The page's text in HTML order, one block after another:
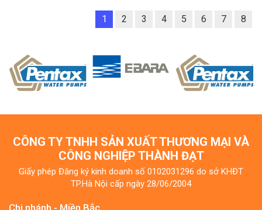
1 2 3 4 5 6 7 8
CÔNG TY TNHH SẢN XUẤT THƯƠNG MẠI VÀ
CÔNG NGHIỆP THÀNH ĐẠT
Giấy phép Đăng ký kinh doanh số 0102031296 do sở KHĐT
TP.Hà Nội cấp ngày 28/06/2004